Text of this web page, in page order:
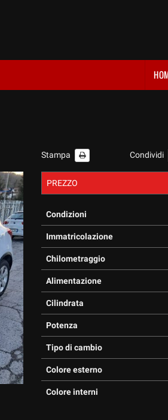
Stampa Condividi
PREZZO
Condizioni
Immatricolazione
Chilometraggio
Alimentazione
Cilindrata
Potenza
Tipo di cambio
Colore esterno
Colore interni